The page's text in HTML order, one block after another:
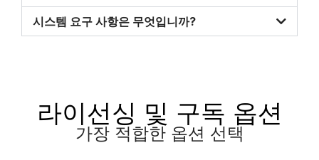
시스템 요구 사항은 무엇입니까?
라이선싱 및 구독 옵션
가장 적합한 옵션 선택